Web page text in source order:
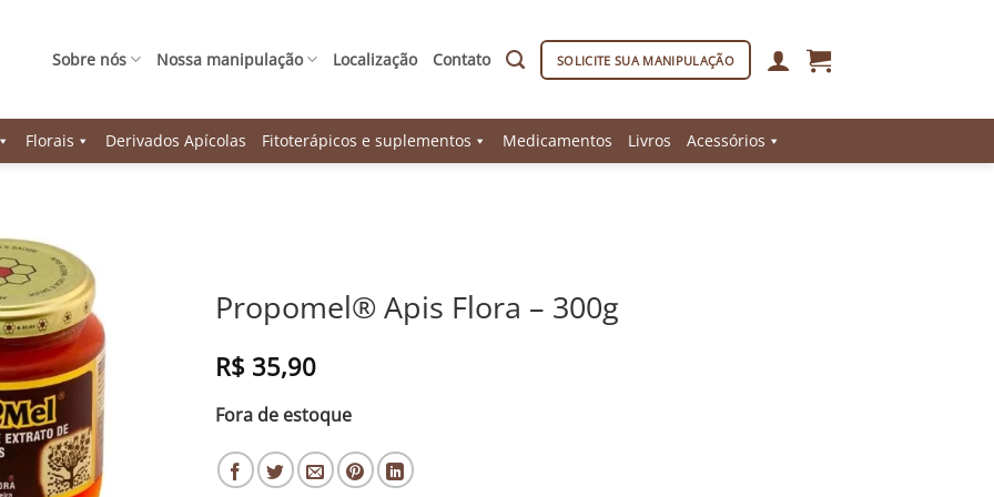
Sobre nós Nossa manipulação Localização Contato SOLICITE SUA MANIPULAÇÃO
Florais Derivados Apícolas Fitoterápicos e suplementos Medicamentos Livros Acessórios
Propomel® Apis Flora – 300g
R$ 35,90
Fora de estoque